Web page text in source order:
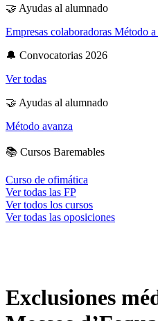
🤝 Ayudas al alumnado
Empresas colaboradoras Método a
🔔 Convocatorias 2026
Ver todas
🤝 Ayudas al alumnado
Método avanza
📚 Cursos Baremables
Curso de ofimática
Ver todas las FP
Ver todos los cursos
Ver todas las oposiciones
Exclusiones